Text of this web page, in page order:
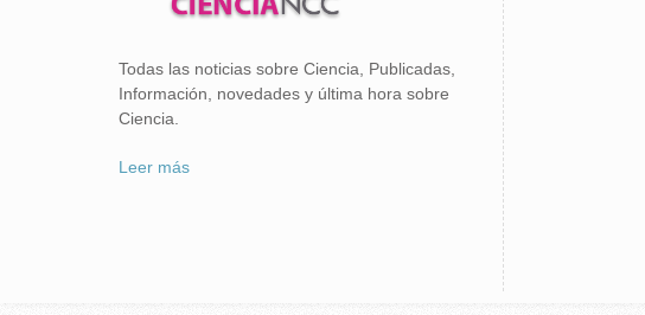
Todas las noticias sobre Ciencia, Publicadas,
Información, novedades y última hora sobre
Ciencia.
Leer más